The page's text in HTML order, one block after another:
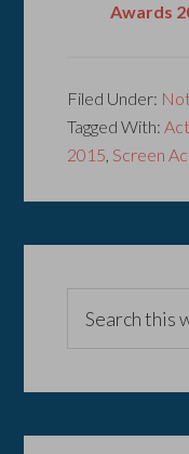
Awards
Filed Under:
Tagged With:
2015, Screen